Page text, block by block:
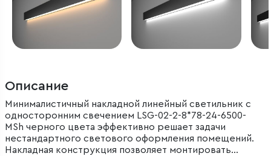
Описание
Минималистичный накладной линейный светильник с
односторонним свечением LSG-02-2-8*78-24-6500-
MSh черного цвета эффективно решает задачи
нестандартного светового оформления помещений.
Накладная конструкция позволяет монтировать